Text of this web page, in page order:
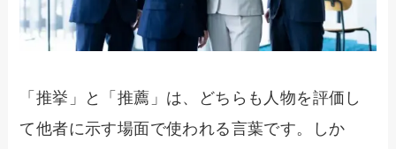
「推挙」と「推薦」は、どちらも人物を評価し
て他者に示す場面で使われる言葉です。しか